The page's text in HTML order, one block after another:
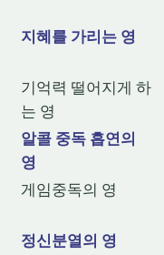
지혜를 가리는 영
기억력 떨어지게 하
는 영
알콜 중독 흡연의
영
게임중독의 영
정신분열의 영